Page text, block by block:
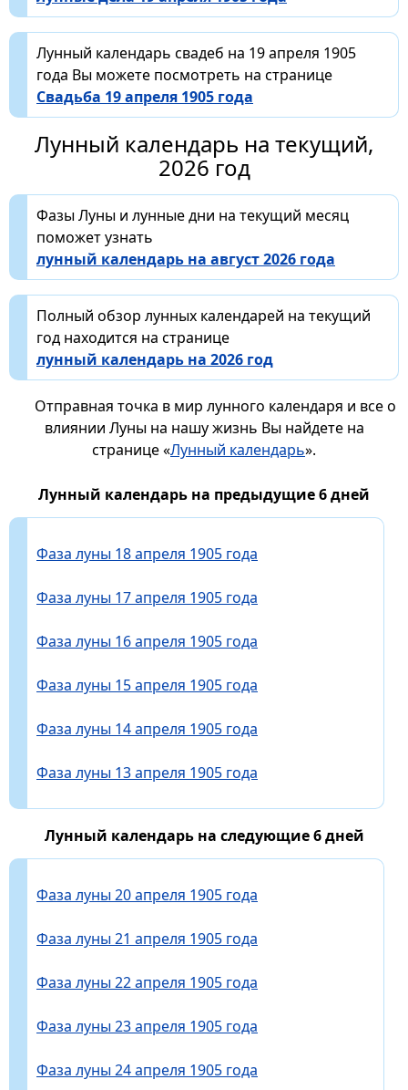
Лунный календарь свадеб на 19 апреля 1905
года Вы можете посмотреть на странице
Свадьба 19 апреля 1905 года
Лунный календарь на текущий,
2026 год
Фазы Луны и лунные дни на текущий месяц
поможет узнать
лунный календарь на август 2026 года
Полный обзор лунных календарей на текущий
год находится на странице
лунный календарь на 2026 год
Отправная точка в мир лунного календаря и все о
влиянии Луны на нашу жизнь Вы найдете на
странице «Лунный календарь».
Лунный календарь на предыдущие 6 дней
Фаза луны 18 апреля 1905 года
Фаза луны 17 апреля 1905 года
Фаза луны 16 апреля 1905 года
Фаза луны 15 апреля 1905 года
Фаза луны 14 апреля 1905 года
Фаза луны 13 апреля 1905 года
Лунный календарь на следующие 6 дней
Фаза луны 20 апреля 1905 года
Фаза луны 21 апреля 1905 года
Фаза луны 22 апреля 1905 года
Фаза луны 23 апреля 1905 года
Фаза луны 24 апреля 1905 года